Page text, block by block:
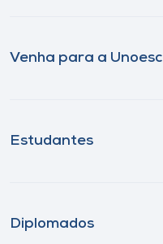
Venha para a Unoesc
Estudantes
Diplomados